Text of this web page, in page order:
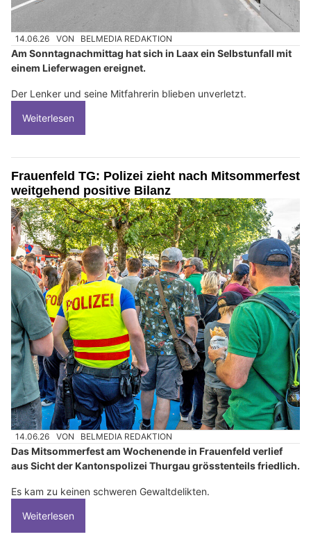
14.06.26 VON BELMEDIA REDAKTION
Am Sonntagnachmittag hat sich in Laax ein Selbstunfall mit
einem Lieferwagen ereignet.
Der Lenker und seine Mitfahrerin blieben unverletzt.
Weiterlesen
Frauenfeld TG: Polizei zieht nach Mitsommerfest
weitgehend positive Bilanz
14.06.26 VON BELMEDIA REDAKTION
Das Mitsommerfest am Wochenende in Frauenfeld verlief
aus Sicht der Kantonspolizei Thurgau grösstenteils friedlich.
Es kam zu keinen schweren Gewaltdelikten.
Weiterlesen